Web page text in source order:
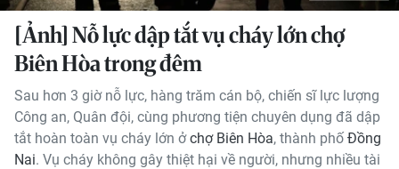
DU LỊCH
THẾ GIỚI
THỂ THAO
GIÁO DỤC
[Ảnh] Nỗ lực dập tắt vụ cháy lớn chợ
Biên Hòa trong đêm
Sau hơn 3 giờ nỗ lực, hàng trăm cán bộ, chiến sĩ lực lượng
Công an, Quân đội, cùng phương tiện chuyên dụng đã dập
tắt hoàn toàn vụ cháy lớn ởchợ Biên Hòa, thành phố Đồng
Nai. Vụ cháy không gây thiệt hại về người, nhưng nhiều tài